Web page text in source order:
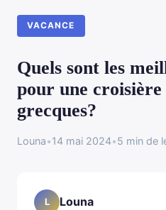
VACANCE
Quels sont les
pour une
grecques?
Louna•14 mai 2024•5 min de
L Louna